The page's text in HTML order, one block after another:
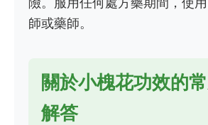
師或藥師。
關於小槐花功效的
解答